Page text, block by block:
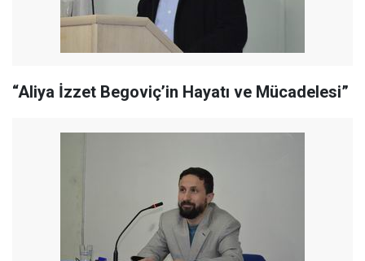
“Aliya İzzet Begoviç’in Hayatı ve Mücadelesi”